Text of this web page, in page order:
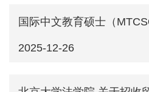
2025-12-26